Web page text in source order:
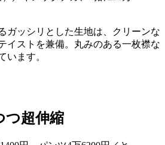
ガッシリとした生地は、クリーンな
イストを兼備。丸みのある一枚襟な
います。
つ超伸縮